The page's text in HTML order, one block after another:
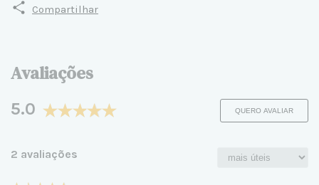
Compartilhar
Avaliações
5.0 QUERO AVALIAR
2 avaliações